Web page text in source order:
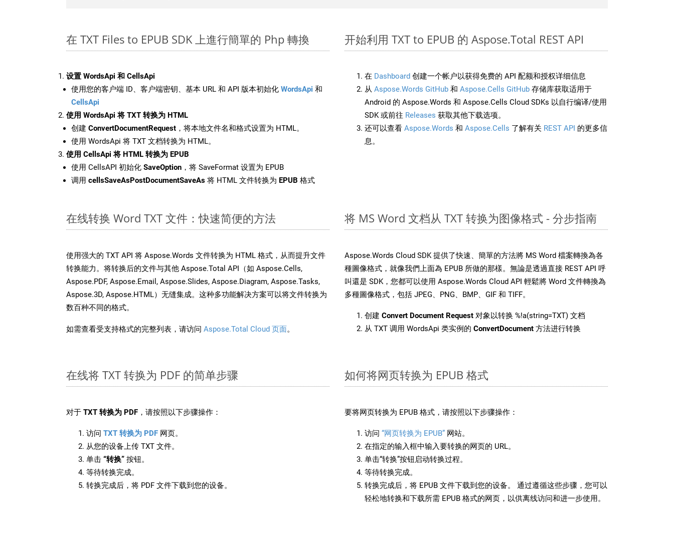
在 TXT Files to EPUB SDK 上進行簡單的 Php 轉換
设置 WordsApi 和 CellsApi
使用您的客户端 ID、客户端密钥、基本 URL 和 API 版本初始化 WordsApi 和
CellsApi
使用 WordsApi 将 TXT 转换为 HTML
创建 ConvertDocumentRequest ，将本地文件名和格式设置为 HTML。
使用 WordsApi 将 TXT 文档转换为 HTML。
使用 CellsApi 将 HTML 转换为 EPUB
使用 CellsAPI 初始化 SaveOption ，将 SaveFormat 设置为 EPUB
调用 cellsSaveAsPostDocumentSaveAs 将 HTML 文件转换为 EPUB 格式
开始利用 TXT to EPUB 的 Aspose.Total REST API
在 Dashboard 创建一个帐户以获得免费的 API 配额和授权详细信息
从 Aspose.Words GitHub 和 Aspose.Cells GitHub 存储库获取适用于
Android 的 Aspose.Words 和 Aspose.Cells Cloud SDKs 以自行编译/使用
SDK 或前往 Releases 获取其他下载选项。
还可以查看 Aspose.Words 和 Aspose.Cells 了解有关 REST API 的更多信
息。
在线转换 Word TXT 文件：快速简便的方法
使用强大的 TXT API 将 Aspose.Words 文件转换为 HTML 格式，从而提升文件
转换能力。将转换后的文件与其他 Aspose.Total API（如 Aspose.Cells,
Aspose.PDF, Aspose.Email, Aspose.Slides, Aspose.Diagram, Aspose.Tasks,
Aspose.3D, Aspose.HTML）无缝集成。这种多功能解决方案可以将文件转换为
数百种不同的格式。
如需查看受支持格式的完整列表，请访问 Aspose.Total Cloud 页面。
将 MS Word 文档从 TXT 转换为图像格式 - 分步指南
Aspose.Words Cloud SDK 提供了快速、簡單的方法將 MS Word 檔案轉換為各
種圖像格式，就像我們上面為 EPUB 所做的那樣。無論是透過直接 REST API 呼
叫還是 SDK，您都可以使用 Aspose.Words Cloud API 輕鬆將 Word 文件轉換為
多種圖像格式，包括 JPEG、PNG、BMP、GIF 和 TIFF。
创建 Convert Document Request 对象以转换 %!a(string=TXT) 文档
从 TXT 调用 WordsApi 类实例的 ConvertDocument 方法进行转换
在线将 TXT 转换为 PDF 的简单步骤
对于 TXT 转换为 PDF ，请按照以下步骤操作：
访问 TXT 转换为 PDF 网页。
从您的设备上传 TXT 文件。
单击 “转换” 按钮。
等待转换完成。
转换完成后，将 PDF 文件下载到您的设备。
如何将网页转换为 EPUB 格式
要将网页转换为 EPUB 格式，请按照以下步骤操作：
访问 “网页转换为 EPUB” 网站。
在指定的输入框中输入要转换的网页的 URL。
单击“转换”按钮启动转换过程。
等待转换完成。
转换完成后，将 EPUB 文件下载到您的设备。 通过遵循这些步骤，您可以
轻松地转换和下载所需 EPUB 格式的网页，以供离线访问和进一步使用。